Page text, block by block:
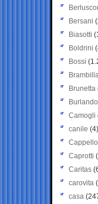
Bersani
Biasotti
Boldrini
Bossi
Brunetta
Burlando
Camogli
canile (4)
Cappello
Caprotti
Caritas
carovita
casa